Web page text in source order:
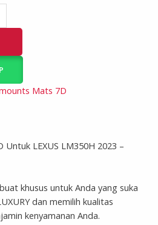
Mats 7D
Untuk LEXUS LM350H 2023 –
khusus untuk Anda yang suka
dan memilih kualitas
kenyamanan Anda.